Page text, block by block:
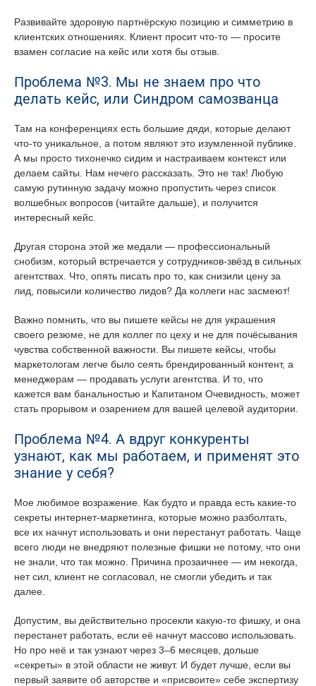
Развивайте здоровую партнёрскую позицию и симметрию в
клиентских отношениях. Клиент просит что-то — просите
взамен согласие на кейс или хотя бы отзыв.
Проблема №3. Мы не знаем про что
делать кейс, или Синдром самозванца
Там на конференциях есть большие дяди, которые делают
что-то уникальное, а потом являют это изумленной публике.
А мы просто тихонечко сидим и настраиваем контекст или
делаем сайты. Нам нечего рассказать. Это не так! Любую
самую рутинную задачу можно пропустить через список
волшебных вопросов (читайте дальше), и получится
интересный кейс.
Другая сторона этой же медали — профессиональный
снобизм, который встречается у сотрудников-звёзд в сильных
агентствах. Что, опять писать про то, как снизили цену за
лид, повысили количество лидов? Да коллеги нас засмеют!
Важно помнить, что вы пишете кейсы не для украшения
своего резюме, не для коллег по цеху и не для почёсывания
чувства собственной важности. Вы пишете кейсы, чтобы
маркетологам легче было сеять брендированный контент, а
менеджерам — продавать услуги агентства. И то, что
кажется вам банальностью и Капитаном Очевидность, может
стать прорывом и озарением для вашей целевой аудитории.
Проблема №4. А вдруг конкуренты
узнают, как мы работаем, и применят это
знание у себя?
Мое любимое возражение. Как будто и правда есть какие-то
секреты интернет-маркетинга, которые можно разболтать,
все их начнут использовать и они перестанут работать. Чаще
всего люди не внедряют полезные фишки не потому, что они
не знали, что так можно. Причина прозаичнее — им некогда,
нет сил, клиент не согласовал, не смогли убедить и так
далее.
Допустим, вы действительно просекли какую-то фишку, и она
перестанет работать, если её начнут массово использовать.
Но про неё и так узнают через 3–6 месяцев, дольше
«секреты» в этой области не живут. И будет лучше, если вы
первый заявите об авторстве и «присвоите» себе экспертизу